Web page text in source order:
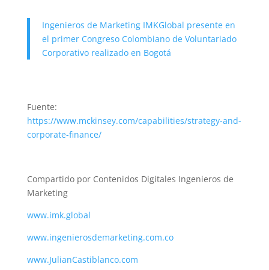
Ingenieros de Marketing IMKGlobal presente en
el primer Congreso Colombiano de Voluntariado
Corporativo realizado en Bogotá
Fuente:
https://www.mckinsey.com/capabilities/strategy-and-
corporate-finance/
Compartido por Contenidos Digitales Ingenieros de
Marketing
www.imk.global
www.ingenierosdemarketing.com.co
www.JulianCastiblanco.com